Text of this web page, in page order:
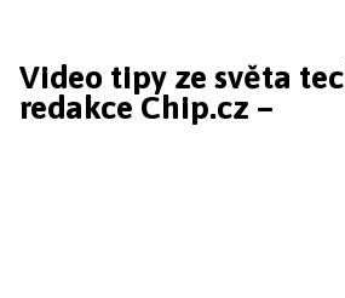
Video tipy ze světa
redakce Chip.cz –